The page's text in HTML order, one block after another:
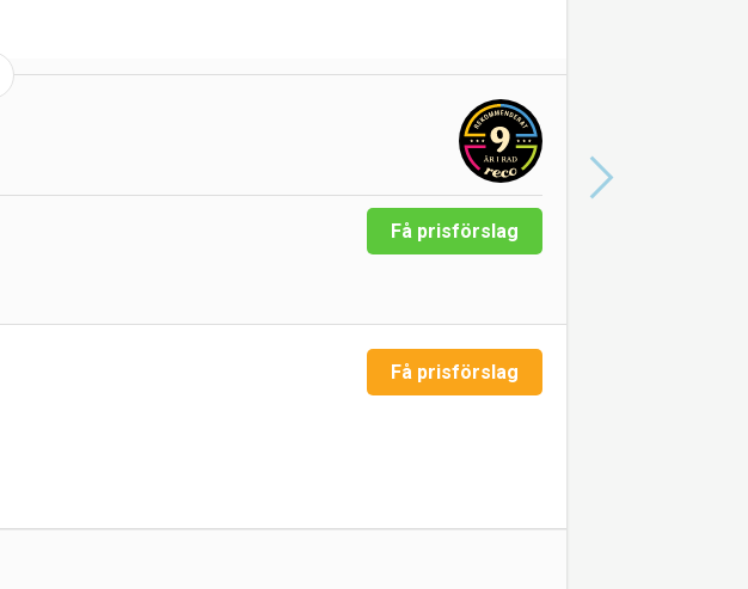
Få prisförslag
Få prisförslag